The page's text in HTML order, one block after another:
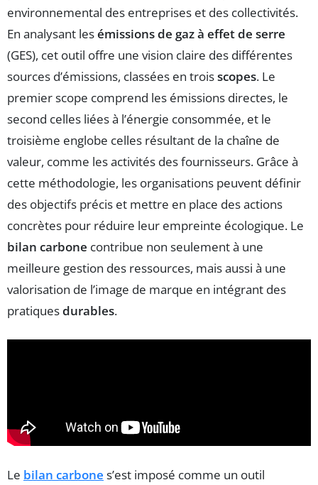
environnemental des entreprises et des collectivités.
En analysant lesémissions de gaz à effet de serre
(GES), cet outil offre une vision claire des différentes
sources d’émissions, classées en troisscopes. Le
premier scope comprend les émissions directes, le
second celles liées à l’énergie consommée, et le
troisième englobe celles résultant de la chaîne de
valeur, comme les activités des fournisseurs. Grâce à
cette méthodologie, les organisations peuvent définir
des objectifs précis et mettre en place des actions
concrètes pour réduire leur empreinte écologique. Le
bilan carbone contribue non seulement à une
meilleure gestion des ressources, mais aussi à une
valorisation de l’image de marque en intégrant des
pratiquesdurables.
Le bilan carbone s’est imposé comme un outil